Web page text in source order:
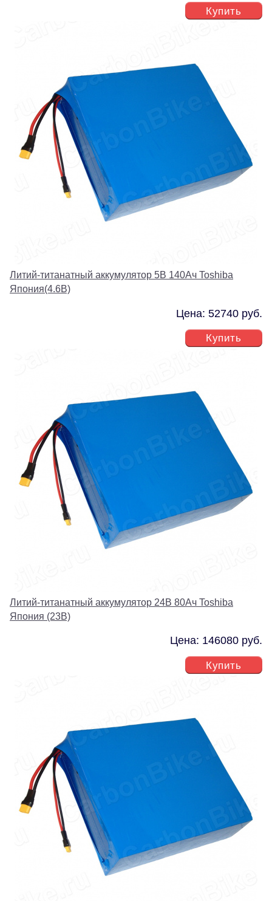
Купить
Литий-титанатный аккумулятор 5В 140Ач Toshiba
Япония(4.6В)
Цена: 52740 руб.
Купить
Литий-титанатный аккумулятор 24В 80Ач Toshiba
Япония (23В)
Цена: 146080 руб.
Купить